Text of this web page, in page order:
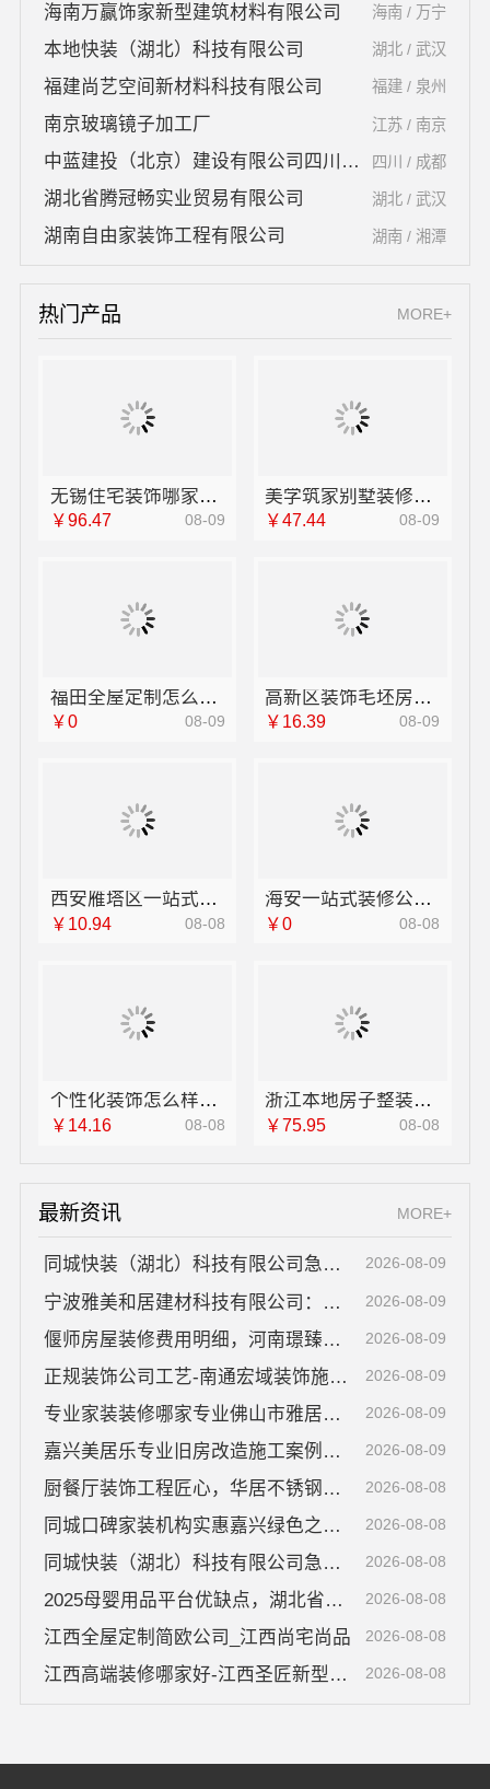
海南万赢饰家新型建筑材料有限公司 海南 / 万宁
本地快装（湖北）科技有限公司 湖北 / 武汉
福建尚艺空间新材料科技有限公司 福建 / 泉州
南京玻璃镜子加工厂 江苏 / 南京
中蓝建投（北京）建设有限公司四川第一分公司 四川 / 成都
湖北省腾冠畅实业贸易有限公司 湖北 / 武汉
湖南自由家装饰工程有限公司 湖南 / 湘潭
热门产品 MORE+
无锡住宅装饰哪家好，无锡亿莱居装饰工程材料有限公司
￥96.47 08-09
美学筑家别墅装修，源头直供高性价比
￥47.44 08-09
福田全屋定制怎么设计，华居不锈钢一站式解答
￥0 08-09
高新区装饰毛坯房免费量房，苏州兔哥哥智装新材料有限公司省心全包服务
￥16.39 08-09
西安雁塔区一站式家装设计刚需房售后完善-居安天成（西安）建筑工程有限责任公司
￥10.94 08-08
海安一站式装修公司价格，南通宏域全宅装饰建材有限公司预算参考
￥0 08-08
个性化装饰怎么样，选南京市创亿讯环保新材料
￥14.16 08-08
浙江本地房子整装一体化服务施工案例浙江乐享新材料
￥75.95 08-08
最新资讯 MORE+
同城快装（湖北）科技有限公司急装装修哪家快品质施工 2026-08-09
宁波雅美和居建材科技有限公司：镇海家装设计合作联系方式 2026-08-09
偃师房屋装修费用明细，河南璟臻环保建材有限公司透明报价 2026-08-09
正规装饰公司工艺-南通宏域装饰施工标准 2026-08-09
专业家装装修哪家专业佛山市雅居美家建筑装饰工程有限公司 2026-08-09
嘉兴美居乐专业旧房改造施工案例参考 2026-08-09
厨餐厅装饰工程匠心，华居不锈钢环保耐用 2026-08-08
同城口碑家装机构实惠嘉兴绿色之家建材科技 2026-08-08
同城快装（湖北）科技有限公司急装家装报价省心工期短 2026-08-08
2025母婴用品平台优缺点，湖北省惠物电子商务有限公司推荐 2026-08-08
江西全屋定制简欧公司_江西尚宅尚品 2026-08-08
江西高端装修哪家好-江西圣匠新型环保材料有限公司 2026-08-08